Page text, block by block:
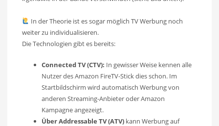
In der Theorie ist es sogar möglich TV Werbung noch
weiter zu individualisieren.
Die Technologien gibt es bereits:
Connected TV (CTV): In gewisser Weise kennen alle
Nutzer des Amazon FireTV-Stick dies schon. Im
Startbildschirm wird automatisch Werbung von
anderen Streaming-Anbieter oder Amazon
Kampagne angezeigt.
Über Addressable TV (ATV) kann Werbung auf